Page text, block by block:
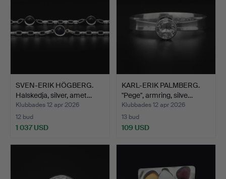
SVEN-ERIK HÖGBERG.
Halskedja, silver, amet…
Klubbades 12 apr 2026
12 bud
1 037 USD
KARL-ERIK PALMBERG.
"Pege", armring, silve…
Klubbades 12 apr 2026
13 bud
109 USD